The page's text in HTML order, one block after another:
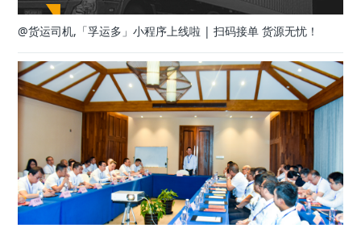
@货运司机,「孚运多」小程序上线啦 | 扫码接单 货源无忧！